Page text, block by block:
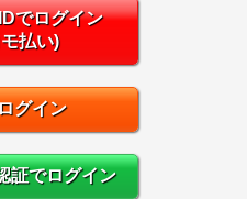
でログイン
払い)
グイン
証でログイン